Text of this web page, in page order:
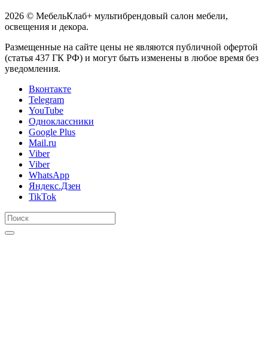
2026 © МебельКлаб+ мультибрендовый салон мебели,
освещения и декора.
Размещенные на сайте цены не являются публичной офертой
(статья 437 ГК РФ) и могут быть изменены в любое время без
уведомления.
Вконтакте
Telegram
YouTube
Одноклассники
Google Plus
Mail.ru
Viber
Viber
WhatsApp
Яндекс.Дзен
TikTok